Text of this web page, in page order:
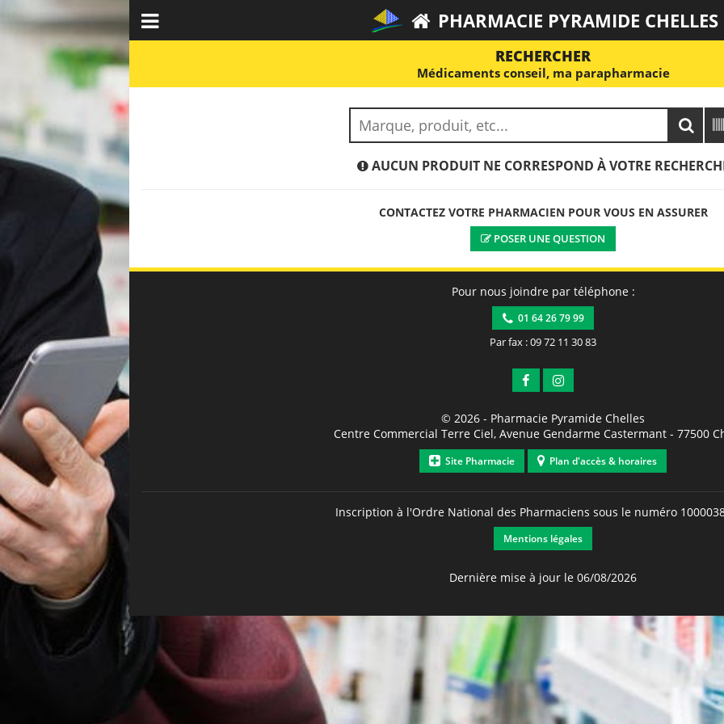
PHARMACIE PYRAMIDE CHELLES
RECHERCHER
Médicaments conseil, ma parapharmacie
AUCUN PRODUIT NE CORRESPOND À VOTRE
CONTACTEZ VOTRE PHARMACIEN POUR VOUS EN ASSURER
POSER UNE QUESTION
Pour nous joindre par téléphone :
01 64 26 79 99
Par fax : 09 72 11 30 83
© 2026 - Pharmacie Pyramide Chelles
Centre Commercial Terre Ciel, Avenue Gendarme Castermant - 77500
Site Pharmacie Plan d'accès & horaires
Inscription à l'Ordre National des Pharmaciens sous le numéro
Mentions légales
Dernière mise à jour le 06/08/2026